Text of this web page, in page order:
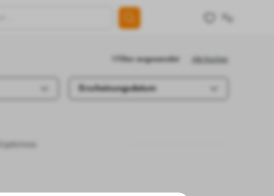
Alle löschen
1 Filter angewendet
Erscheinungsdatum